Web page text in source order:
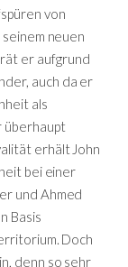
von
neuen
er aufgrund
auch da er
als
überhaupt
erhält John
bei einer
und Ahmed
Basis
Doch
denn so sehr